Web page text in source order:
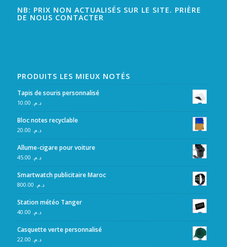
NB: PRIX NON ACTUALISÉS SUR LE SITE. PRIÈRE
DE NOUS CONTACTER
PRODUITS LES MIEUX NOTÉS
Tapis de souris personnalisé
د.م.
Bloc notes recyclable
د.م.
Allume-cigare pour voiture
د.م.
Smartwatch publicitaire Maroc
د.م.
Station météo Tanger
د.م.
Casquette verte personnalisé
د.م.